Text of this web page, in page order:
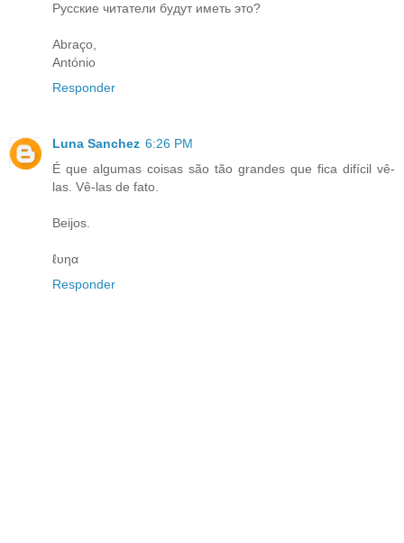
Русские читатели будут иметь это?
Abraço,
António
Responder
Luna Sanchez 6:26 PM
É que algumas coisas são tão grandes que fica difícil vê-
las. Vê-las de fato.
Beijos.
ℓυηα
Responder